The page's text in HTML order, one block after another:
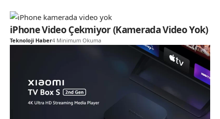
iPhone Video Çekmiyor (Kamerada Video Yok)
Teknoloji Haber4 Minimum Okuma